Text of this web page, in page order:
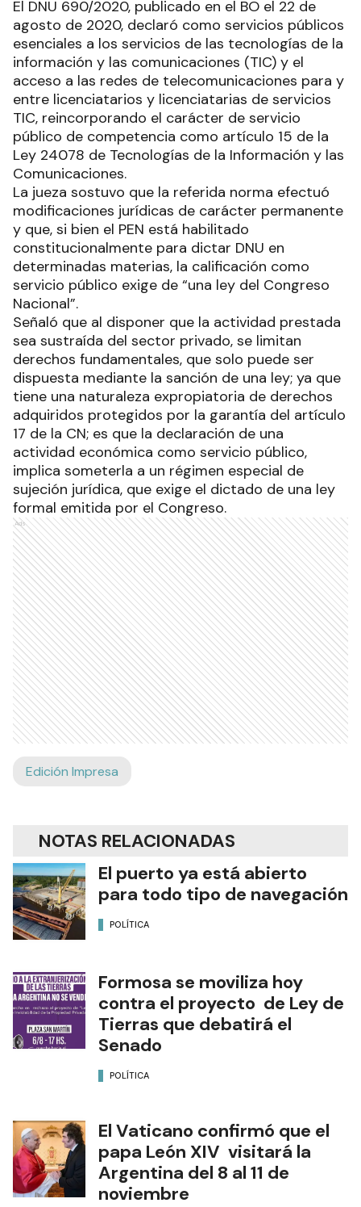
El DNU 690/2020, publicado en el BO el 22 de
agosto de 2020, declaró como servicios públicos
esenciales a los servicios de las tecnologías de la
información y las comunicaciones (TIC) y el
acceso a las redes de telecomunicaciones para y
entre licenciatarios y licenciatarias de servicios
TIC, reincorporando el carácter de servicio
público de competencia como artículo 15 de la
Ley 24078 de Tecnologías de la Información y las
Comunicaciones.
La jueza sostuvo que la referida norma efectuó
modificaciones jurídicas de carácter permanente
y que, si bien el PEN está habilitado
constitucionalmente para dictar DNU en
determinadas materias, la calificación como
servicio público exige de “una ley del Congreso
Nacional”.
Señaló que al disponer que la actividad prestada
sea sustraída del sector privado, se limitan
derechos fundamentales, que solo puede ser
dispuesta mediante la sanción de una ley; ya que
tiene una naturaleza expropiatoria de derechos
adquiridos protegidos por la garantía del artículo
17 de la CN; es que la declaración de una
actividad económica como servicio público,
implica someterla a un régimen especial de
sujeción jurídica, que exige el dictado de una ley
formal emitida por el Congreso.
Ads
Edición Impresa
NOTAS RELACIONADAS
El puerto ya está abierto
para todo tipo de navegación
POLÍTICA
Formosa se moviliza hoy
contra el proyecto de Ley de
Tierras que debatirá el
Senado
POLÍTICA
El Vaticano confirmó que el
papa León XIV visitará la
Argentina del 8 al 11 de
noviembre